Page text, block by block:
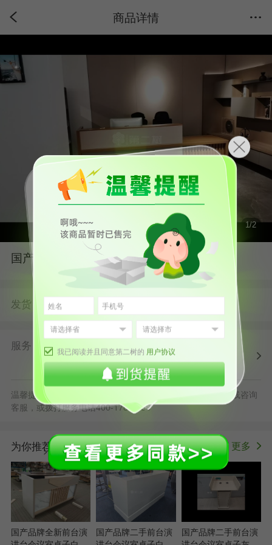
商品详情
我已阅读并且同意第二树的 用户协议
>
1/2
国产品牌全新前台演讲台会议室桌子白
发货 第二树广州仓发货并提供售后服务
服务 第二树自营 清洗消毒 售后保障
正规发票
退货原则
温馨提示：默拍不发货，批量采购立享更多优惠，可随时在线咨询
客服，或拨打服务电话400-178-1088
为你推荐 更多
国产品牌全新前台演
国产品牌二手前台演
国产品牌二手前台演